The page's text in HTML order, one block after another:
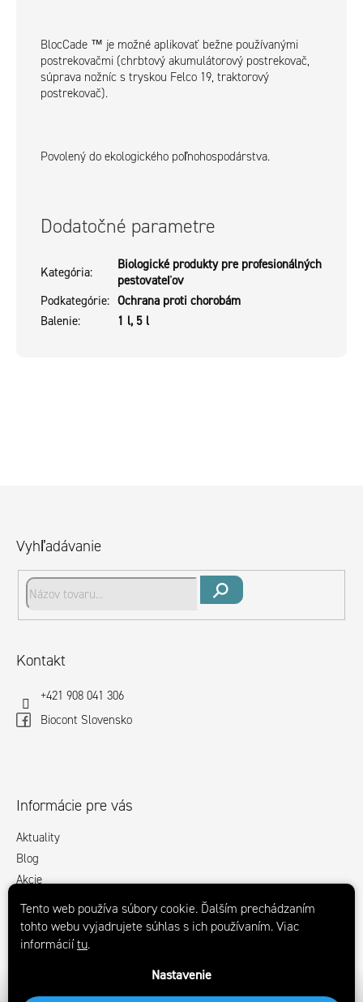
Tento web používa súbory cookie. Ďalším prechádzaním
tohto webu vyjadrujete súhlas s ich používaním. Viac
informáciítu.
Nastavenie
BlocCade ™ je možné aplikovať bežne používanými
postrekovačmi (chrbtový akumulátorový postrekovač,
súprava nožníc s tryskou Felco 19, traktorový
postrekovač).
Povolený do ekologického poľnohospodárstva.
Dodatočné parametre
Kategória:
Biologické produkty pre profesionálných
pestovateľov
Podkategórie: Ochrana proti chorobám
Balenie: 1 l, 5 l
Vyhľadávanie
Kontakt
+421 908 041 306
Biocont Slovensko
Informácie pre vás
Aktuality
Blog
Akcie
Obchodné podmienky
GDPR
Na stiahnutie